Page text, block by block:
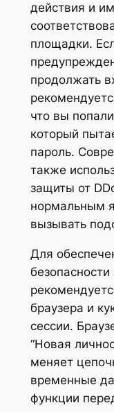
действия и
площадки.
продолжать
что вы
который
пароль.
также
защиты от
нормальным
вызывать
Для
браузера и
сессии.
“Новая
меняет
временные
функции